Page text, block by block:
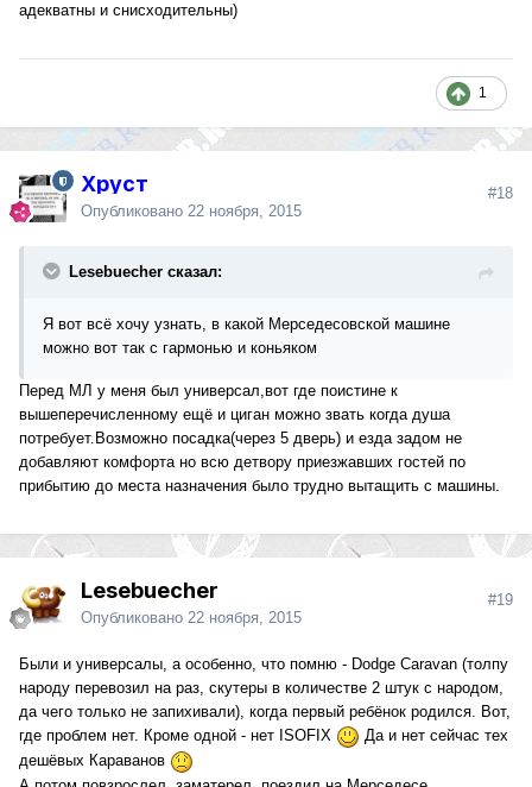
адекватны и снисходительны)
1
Хруст
Опубликовано 22 ноября, 2015
#18
Lesebuecher сказал:
Я вот всё хочу узнать, в какой Мерседесовской машине
можно вот так с гармонью и коньяком
Перед МЛ у меня был универсал,вот где поистине к
вышеперечисленному ещё и циган можно звать когда душа
потребует.Возможно посадка(через 5 дверь) и езда задом не
добавляют комфорта но всю детвору приезжавших гостей по
прибытию до места назначения было трудно вытащить с машины.
Lesebuecher
Опубликовано 22 ноября, 2015
#19
Были и универсалы, а особенно, что помню - Dodge Caravan (толпу
народу перевозил на раз, скутеры в количестве 2 штук с народом,
да чего только не запихивали), когда первый ребёнок родился. Вот,
где проблем нет. Кроме одной - нет ISOFIX
Да и нет сейчас тех
дешёвых Караванов